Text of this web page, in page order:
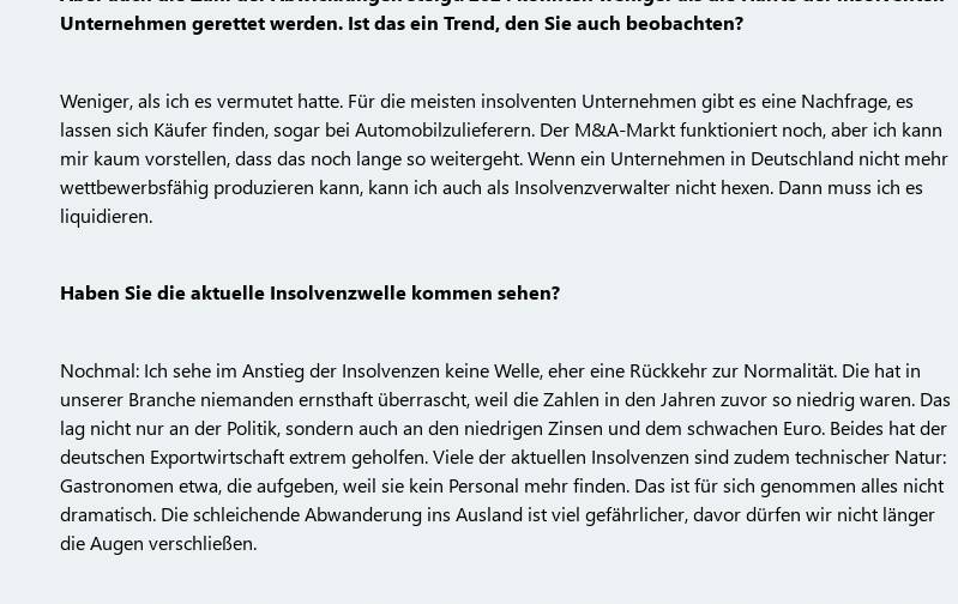
Unternehmen gerettet werden. Ist das ein Trend, den Sie auch beobachten?
Weniger, als ich es vermutet hatte. Für die meisten insolventen Unternehmen gibt es eine Nachfrage, es
lassen sich Käufer finden, sogar bei Automobilzulieferern. Der M&A-Markt funktioniert noch, aber ich kann
mir kaum vorstellen, dass das noch lange so weitergeht. Wenn ein Unternehmen in Deutschland nicht mehr
wettbewerbsfähig produzieren kann, kann ich auch als Insolvenzverwalter nicht hexen. Dann muss ich es
liquidieren.
Haben Sie die aktuelle Insolvenzwelle kommen sehen?
Nochmal: Ich sehe im Anstieg der Insolvenzen keine Welle, eher eine Rückkehr zur Normalität. Die hat in
unserer Branche niemanden ernsthaft überrascht, weil die Zahlen in den Jahren zuvor so niedrig waren. Das
lag nicht nur an der Politik, sondern auch an den niedrigen Zinsen und dem schwachen Euro. Beides hat der
deutschen Exportwirtschaft extrem geholfen. Viele der aktuellen Insolvenzen sind zudem technischer Natur:
Gastronomen etwa, die aufgeben, weil sie kein Personal mehr finden. Das ist für sich genommen alles nicht
dramatisch. Die schleichende Abwanderung ins Ausland ist viel gefährlicher, davor dürfen wir nicht länger
die Augen verschließen.